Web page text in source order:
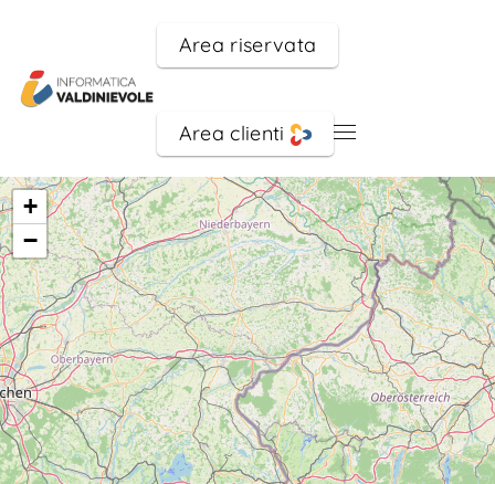
Skip to main contentArea riservata
Area clienti
+
−